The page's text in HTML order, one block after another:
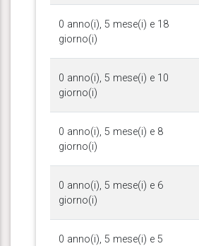
0 anno(i), 5 mese(i) e 18
giorno(i)
0 anno(i), 5 mese(i) e 10
giorno(i)
0 anno(i), 5 mese(i) e 8
giorno(i)
0 anno(i), 5 mese(i) e 6
giorno(i)
0 anno(i), 5 mese(i) e 5